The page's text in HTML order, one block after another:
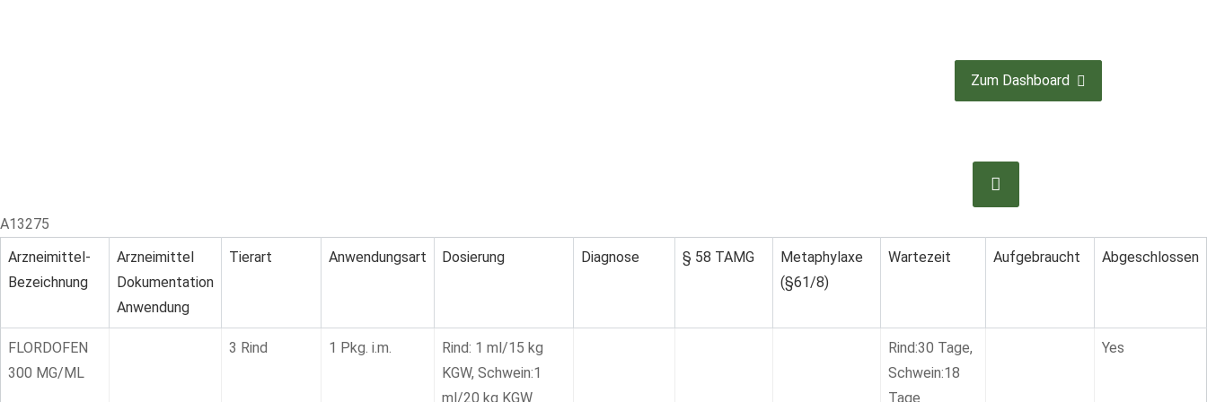
Zum Dashboard
A13275
Arzneimittel-
Bezeichnung
Arzneimittel
Dokumentation
Anwendung
Tierart Anwendungsart Dosierung Diagnose § 58 TAMG
Metaphylaxe
(§61/8)
Wartezeit Aufgebraucht Abgeschlossen
FLORDOFEN
300 MG/ML
3 Rind 1 Pkg. i.m.
Rind: 1 ml/15 kg
KGW, Schwein:1
ml/20 kg KGW
Rind:30 Tage,
Schwein:18
Tage
Yes